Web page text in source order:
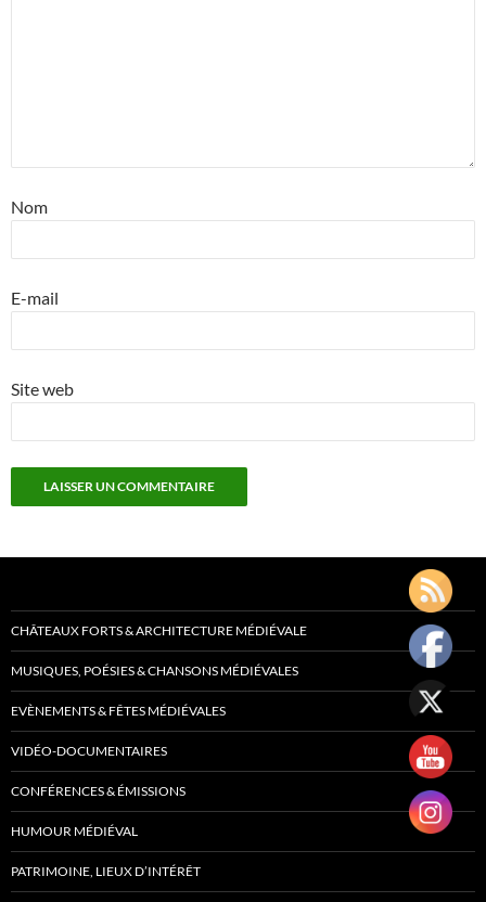
Nom
E-mail
Site web
CHÂTEAUX FORTS & ARCHITECTURE MÉDIÉVALE
MUSIQUES, POÉSIES & CHANSONS MÉDIÉVALES
EVÈNEMENTS & FÊTES MÉDIÉVALES
VIDÉO-DOCUMENTAIRES
CONFÉRENCES & ÉMISSIONS
HUMOUR MÉDIÉVAL
PATRIMOINE, LIEUX D’INTÉRÊT